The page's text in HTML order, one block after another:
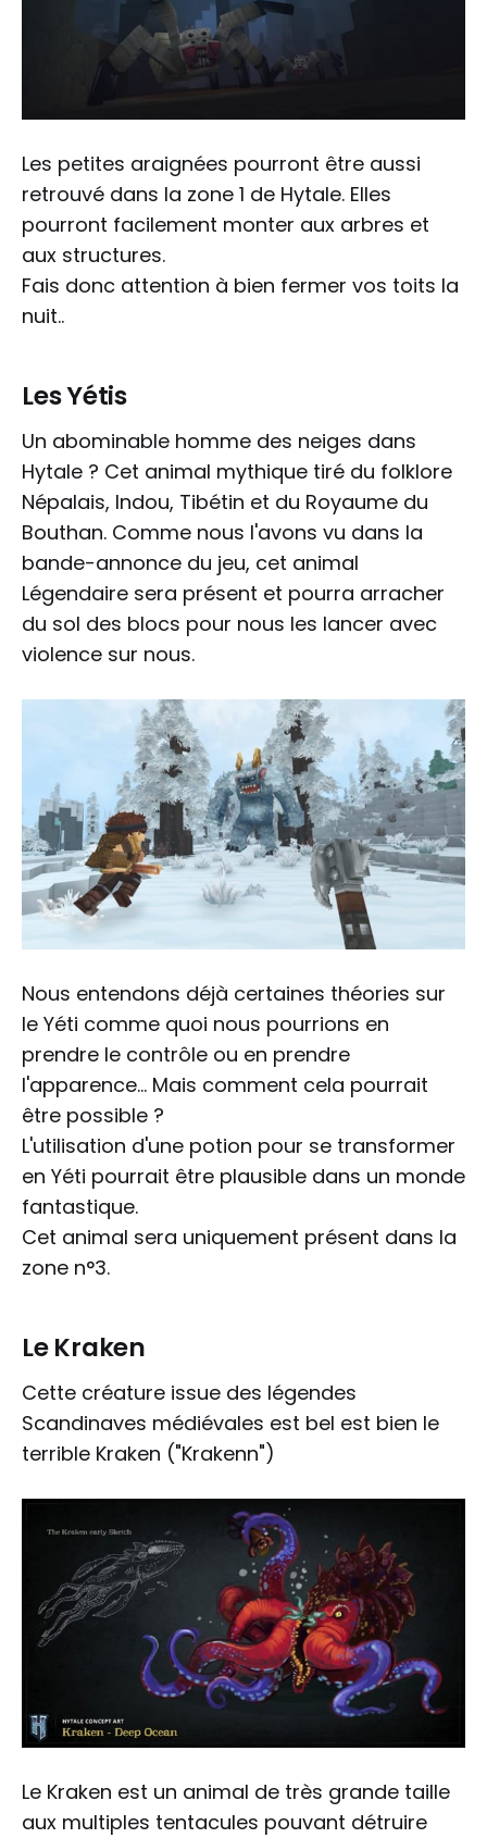
Les petites araignées pourront être aussi
retrouvé dans la zone 1 de Hytale. Elles
pourront facilement monter aux arbres et
aux structures.
Fais donc attention à bien fermer vos toits la
nuit..
Les Yétis
Un abominable homme des neiges dans
Hytale ? Cet animal mythique tiré du folklore
Népalais, Indou, Tibétin et du Royaume du
Bouthan. Comme nous l'avons vu dans la
bande-annonce du jeu, cet animal
Légendaire sera présent et pourra arracher
du sol des blocs pour nous les lancer avec
violence sur nous.
Nous entendons déjà certaines théories sur
le Yéti comme quoi nous pourrions en
prendre le contrôle ou en prendre
l'apparence... Mais comment cela pourrait
être possible ?
L'utilisation d'une potion pour se transformer
en Yéti pourrait être plausible dans un monde
fantastique.
Cet animal sera uniquement présent dans la
zone n°3.
Le Kraken
Cette créature issue des légendes
Scandinaves médiévales est bel est bien le
terrible Kraken ("Krakenn")
Le Kraken est un animal de très grande taille
aux multiples tentacules pouvant détruire